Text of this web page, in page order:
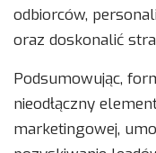
odbiorców,
oraz doskonalić
Podsumowując,
nieodłączny
marketingowej,